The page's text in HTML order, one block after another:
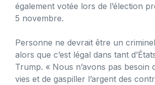
également votée lors de l’élection
5 novembre.
Personne ne devrait être un
alors que c’est légal dans tant
Trump. « Nous n’avons pas besoin
vies et de gaspiller l’argent des